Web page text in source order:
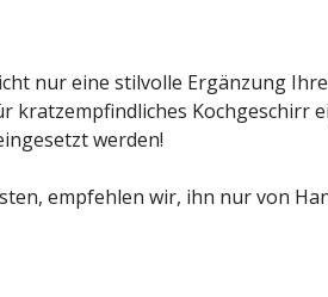
nur eine stilvolle Ergänzung
Kochgeschirr
werden!
empfehlen wir, ihn nur von